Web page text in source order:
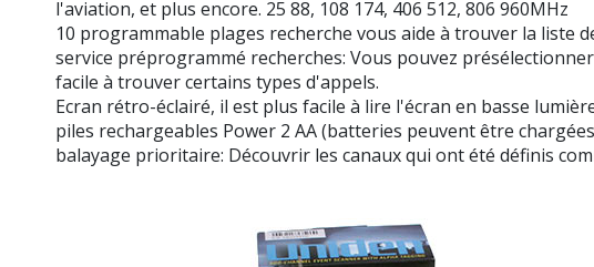
l'aviation, et plus encore. 25 88, 108 174, 406 512, 806 960MHz
10 programmable plages recherche vous aide à trouver la liste
service préprogrammé recherches: Vous pouvez
facile à trouver certains types d'appels.
Ecran rétro-éclairé, il est plus facile à lire l'écran en basse
piles rechargeables Power 2 AA (batteries peuvent être
balayage prioritaire: Découvrir les canaux qui ont été définis